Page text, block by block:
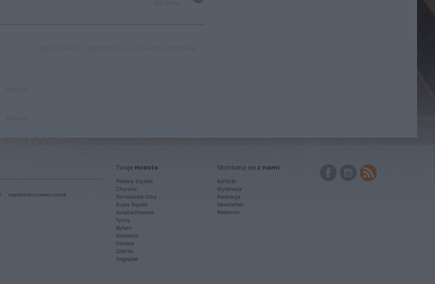
regulamin korzystania z portali
Twoje miasto
Piekary Śląskie
Chorzów
Tarnowskie Góry
Ruda Śląska
Świętochłowice
Tychy
Bytom
Katowice
Gliwice
Zabrze
Zagłębie
Skontakuj się z nami
Kontakt
Wydawca
Redakcja
Newsletter
Reklama